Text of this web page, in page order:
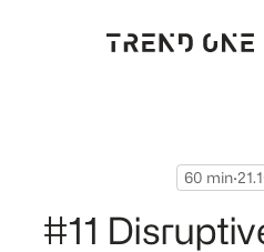
60 min·
#11